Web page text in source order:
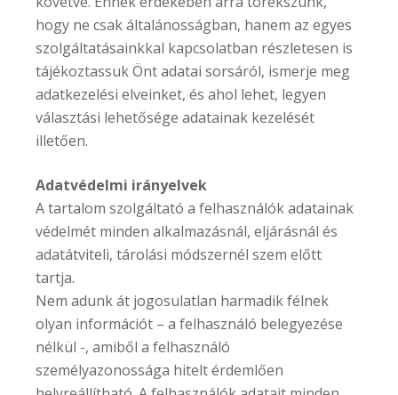
hogy ne csak általánosságban, hanem az egyes
szolgáltatásainkkal kapcsolatban részletesen is
tájékoztassuk Önt adatai sorsáról, ismerje meg
adatkezelési elveinket, és ahol lehet, legyen
választási lehetősége adatainak kezelését
illetően.
Adatvédelmi irányelvek
A tartalom szolgáltató a felhasználók adatainak
védelmét minden alkalmazásnál, eljárásnál és
adatátviteli, tárolási módszernél szem előtt
tartja.
Nem adunk át jogosulatlan harmadik félnek
olyan információt – a felhasználó belegyezése
nélkül -, amiből a felhasználó
személyazonossága hitelt érdemlően